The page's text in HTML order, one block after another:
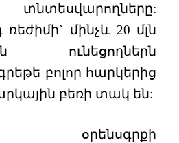
մինչև 20 մլն
ունեցողներն
բոլոր հարկերից
բեռի տակ են:
օրենսգրքի